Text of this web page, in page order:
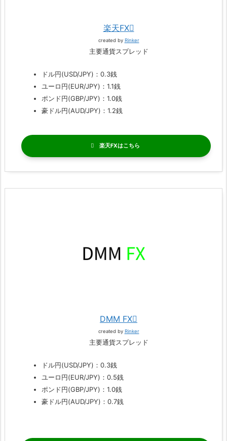
楽天FX
created by Rinker
主要通貨スプレッド
ドル円(USD/JPY)：0.3銭
ユーロ円(EUR/JPY)：1.1銭
ポンド円(GBP/JPY)：1.0銭
豪ドル円(AUD/JPY)：1.2銭
楽天FX
DMM FX
created by Rinker
主要通貨スプレッド
ドル円(USD/JPY)：0.3銭
ユーロ円(EUR/JPY)：0.5銭
ポンド円(GBP/JPY)：1.0銭
豪ドル円(AUD/JPY)：0.7銭